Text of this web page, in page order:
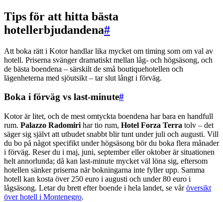
Tips för att hitta bästa
hotellerbjudandena#
Att boka rätt i Kotor handlar lika mycket om timing som om val av
hotell. Priserna svänger dramatiskt mellan låg- och högsäsong, och
de bästa boendena – särskilt de små boutiquehotellen och
lägenheterna med sjöutsikt – tar slut långt i förväg.
Boka i förväg vs last-minute#
Kotor är litet, och de mest omtyckta boendena har bara en handfull
rum. Palazzo Radomiri har tio rum, Hotel Forza Terra tolv – det
säger sig självt att utbudet snabbt blir tunt under juli och augusti. Vill
du bo på något specifikt under högsäsong bör du boka flera månader
i förväg. Reser du i maj, juni, september eller oktober är situationen
helt annorlunda; då kan last-minute mycket väl löna sig, eftersom
hotellen sänker priserna när bokningarna inte fyller upp. Samma
hotell kan kosta över 250 euro i augusti och under 80 euro i
lågsäsong. Letar du brett efter boende i hela landet, se våröversikt
över hotell i Montenegro.